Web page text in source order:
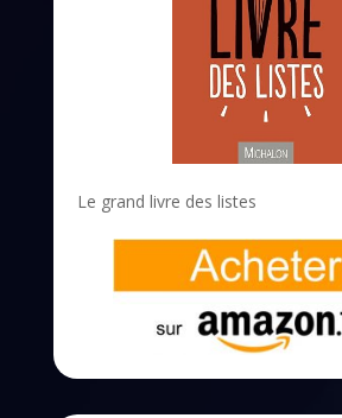
Le grand livre des listes